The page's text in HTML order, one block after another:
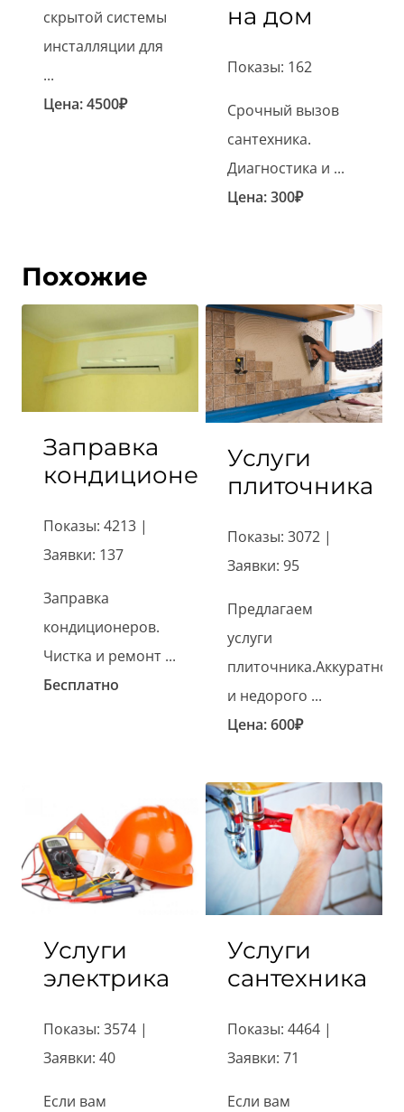
скрытой системы
инсталляции для
...
Цена:4500₽
на дом
Показы: 162
Срочный вызов
сантехника.
Диагностика и ...
Цена:300₽
Похожие
Заправка
кондиционеров
Показы: 4213 |
Заявки: 137
Заправка
кондиционеров.
Чистка и ремонт ...
Бесплатно
Услуги
плиточника
Показы: 3072 |
Заявки: 95
Предлагаем
услуги
плиточника.Аккуратно
и недорого ...
Цена:600₽
Услуги
электрика
Показы: 3574 |
Заявки: 40
Если вам
Услуги
сантехника
Показы: 4464 |
Заявки: 71
Если вам